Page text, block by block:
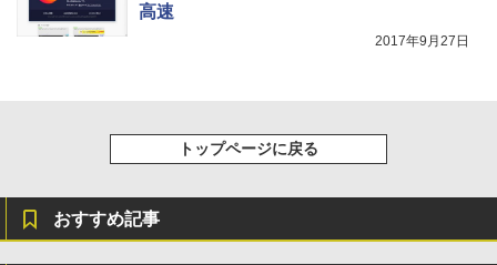
レージ、ノート機能搭載、明るさ自動調
高速
2017年9月27日
トップページに戻る
おすすめ記事